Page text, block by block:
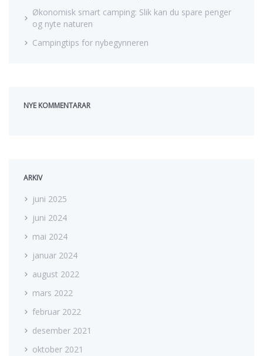
Økonomisk smart camping: Slik kan du spare penger
og nyte naturen
Campingtips for nybegynneren
NYE KOMMENTARAR
ARKIV
juni 2025
juni 2024
mai 2024
januar 2024
august 2022
mars 2022
februar 2022
desember 2021
oktober 2021